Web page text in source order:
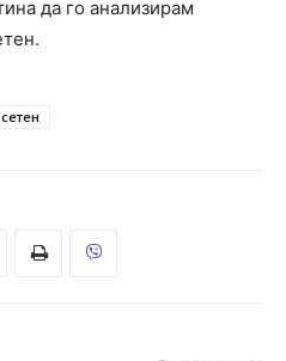
да го анализирам